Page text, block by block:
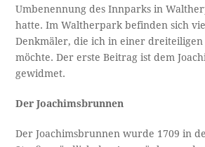
Umbenennung des Innparks in
hatte. Im Waltherpark befinden sich
Denkmäler, die ich in einer dreiteiligen
möchte. Der erste Beitrag ist dem
gewidmet.
Der Joachimsbrunnen
Der Joachimsbrunnen wurde 1709 in